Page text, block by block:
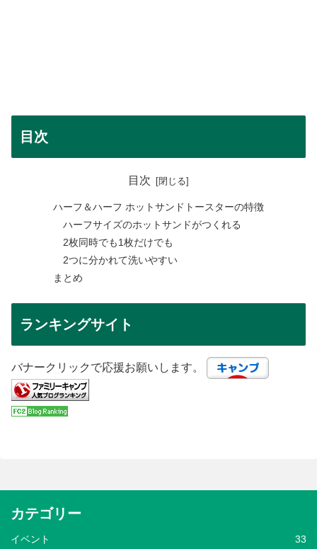
目次
目次
ハーフ＆ハーフ ホットサンドトースターの特徴
ハーフサイズのホットサンドがつくれる
2枚同時でも1枚だけでも
2つに分かれて洗いやすい
まとめ
ランキングサイト
バナークリックで応援お願いします。
カテゴリー
イベント 33